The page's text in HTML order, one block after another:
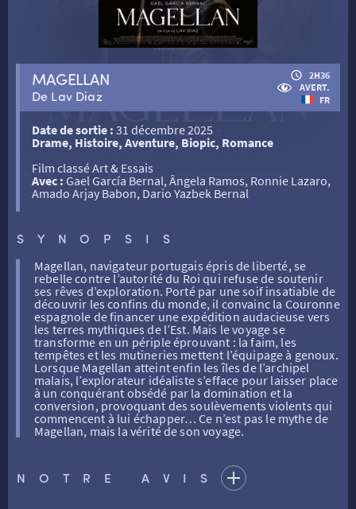
RETOUR
FILMS
RETOUR
SÉANCES SPÉCIALES
THÉ CINÉ
RÉTRO VISION
RETOUR
ATELIERS PRATIQUES
RETOUR
LA SÉLECTION DES AMIS DU CINÉMA & LES FILMS
D’ACTUALITÉS
LES DISPOSITIFS NATIONAUX
RETOUR
HISTORIQUE
RETOUR
TARIFS
NOS SALLES
MAGELLAN
De Lav Diaz
2H36
AVERT.
FR
Date de sortie : 31 décembre 2025
Drame, Histoire, Aventure, Biopic, Romance
Film classé Art & Essais
Avec : Gael García Bernal, Ângela Ramos, Ronnie Lazaro,
Amado Arjay Babon, Dario Yazbek Bernal
SYNOPSIS
Magellan, navigateur portugais épris de liberté, se
rebelle contre l’autorité du Roi qui refuse de soutenir
ses rêves d’exploration. Porté par une soif insatiable de
découvrir les confins du monde, il convainc la Couronne
espagnole de financer une expédition audacieuse vers
les terres mythiques de l’Est. Mais le voyage se
transforme en un périple éprouvant : la faim, les
tempêtes et les mutineries mettent l’équipage à genoux.
Lorsque Magellan atteint enfin les îles de l’archipel
malais, l’explorateur idéaliste s’efface pour laisser place
à un conquérant obsédé par la domination et la
conversion, provoquant des soulèvements violents qui
commencent à lui échapper… Ce n’est pas le mythe de
Magellan, mais la vérité de son voyage.
NOTRE AVIS